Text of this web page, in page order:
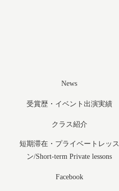
News
受賞歴・イベント出演実績
クラス紹介
短期滞在・プライベートレッス
ン/Short-term Private lessons
Facebook